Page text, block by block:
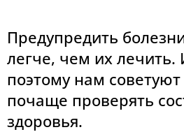
Предупредить
легче, чем их
поэтому нам советуют
почаще проверять
здоровья.